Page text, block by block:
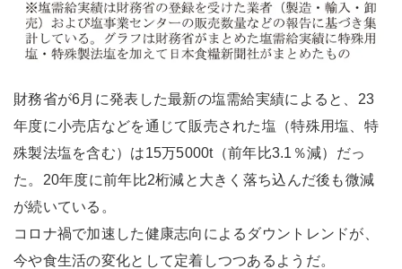
財務省が6月に発表した最新の塩需給実績によると、23
年度に小売店などを通じて販売された塩（特殊用塩、特
殊製法塩を含む）は15万5000t（前年比3.1％減）だっ
た。20年度に前年比2桁減と大きく落ち込んだ後も微減
が続いている。
コロナ禍で加速した健康志向によるダウントレンドが、
今や食生活の変化として定着しつつあるようだ。